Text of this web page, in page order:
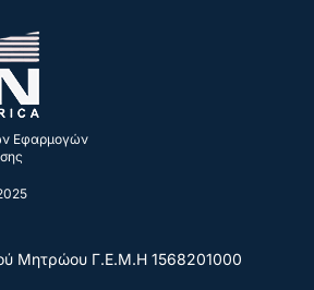
Εφαρμογών
Μητρώου Γ.Ε.Μ.Η 1568201000